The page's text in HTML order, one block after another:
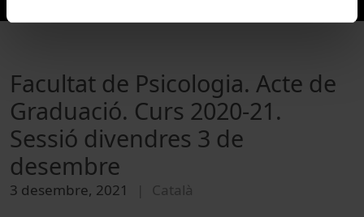
Facultat de Psicologia. Acte de
Graduació. Curs 2020-21.
Sessió divendres 3 de
desembre
3 desembre, 2021 Català